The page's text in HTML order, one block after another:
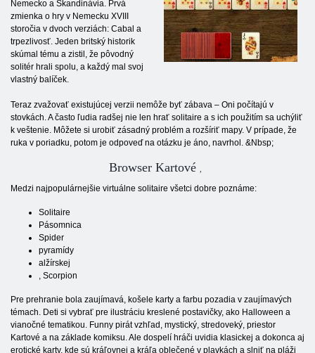
Nemecko a Škandinávia. Prvá
zmienka o hry v Nemecku XVIII
storočia v dvoch verziách: Cabal a
trpezlivosť. Jeden britský historik
skúmal tému a zistil, že pôvodný
solitér hrali spolu, a každý mal svoj
vlastný balíček.
Teraz zvažovať existujúcej verzii nemôže byť zábava – Oni počítajú v
stovkách. A často ľudia radšej nie len hrať solitaire a s ich použitím sa uchýliť
k veštenie. Môžete si urobiť zásadný problém a rozšíriť mapy. V prípade, že
ruka v poriadku, potom je odpoveď na otázku je áno, navrhol. &Nbsp;
Browser Kartové ,
Medzi najpopulárnejšie virtuálne solitaire všetci dobre poznáme:
Solitaire
Pásomnica
Spider
pyramídy
alžírskej
, Scorpion
Pre prehranie bola zaujímavá, košele karty a farbu pozadia v zaujímavých
témach. Deti si vybrať pre ilustráciu kreslené postavičky, ako Halloween a
vianočné tematikou. Funny pirát vzhľad, mystický, stredoveký, priestor
Kartové a na základe komiksu. Ale dospelí hráči uvidia klasickej a dokonca aj
erotické karty, kde sú kráľovnej a kráľa oblečené v plavkách a slniť na pláži